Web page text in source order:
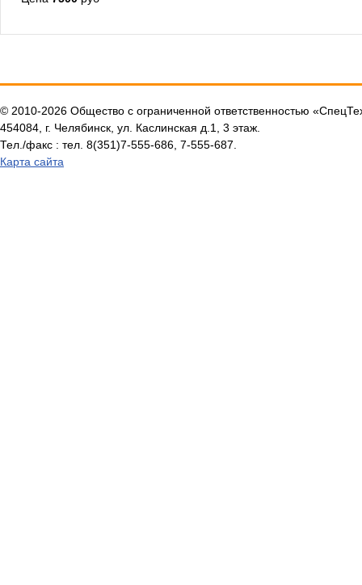
© 2010-2026 Общество с ограниченной ответственностью
454084, г. Челябинск, ул. Каслинская д.1, 3 этаж.
Тел./факс : тел. 8(351)7-555-686, 7-555-687.
Карта сайта